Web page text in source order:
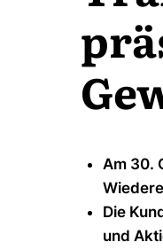
Am 30.
Die
und